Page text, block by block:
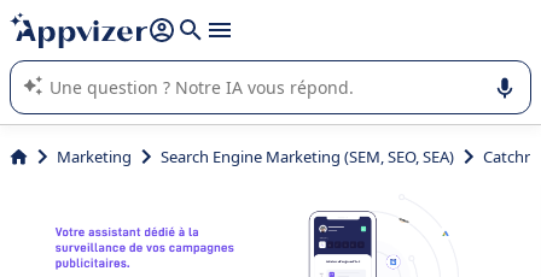
répondre (plusieurs lignes avec
L'IA de Appvizer vous guide dans l'utilisation ou la sélection de
logiciel SaaS en entreprise.
Marketing Search Engine Marketing (SEM, SEO, SEA) Catchr